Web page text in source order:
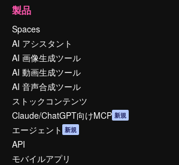
製品
Spaces
AI アシスタント
AI 画像生成ツール
AI 動画生成ツール
AI 音声合成ツール
ストックコンテンツ
Claude/ChatGPT向けMCP 新規
エージェント 新規
API
モバイルアプリ